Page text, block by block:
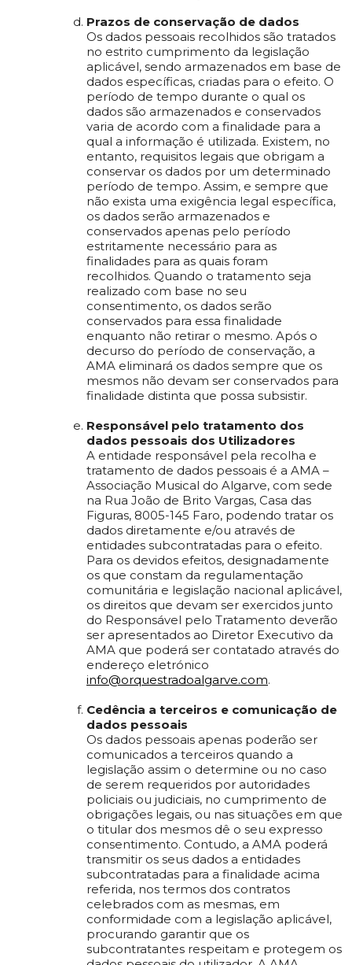
Prazos de conservação de dados
Os dados pessoais recolhidos são tratados
no estrito cumprimento da legislação
aplicável, sendo armazenados em base de
dados específicas, criadas para o efeito. O
período de tempo durante o qual os
dados são armazenados e conservados
varia de acordo com a finalidade para a
qual a informação é utilizada. Existem, no
entanto, requisitos legais que obrigam a
conservar os dados por um determinado
período de tempo. Assim, e sempre que
não exista uma exigência legal específica,
os dados serão armazenados e
conservados apenas pelo período
estritamente necessário para as
finalidades para as quais foram
recolhidos. Quando o tratamento seja
realizado com base no seu
consentimento, os dados serão
conservados para essa finalidade
enquanto não retirar o mesmo. Após o
decurso do período de conservação, a
AMA eliminará os dados sempre que os
mesmos não devam ser conservados para
finalidade distinta que possa subsistir.
Responsável pelo tratamento dos
dados pessoais dos Utilizadores
A entidade responsável pela recolha e
tratamento de dados pessoais é a AMA –
Associação Musical do Algarve, com sede
na Rua João de Brito Vargas, Casa das
Figuras, 8005-145 Faro, podendo tratar os
dados diretamente e/ou através de
entidades subcontratadas para o efeito.
Para os devidos efeitos, designadamente
os que constam da regulamentação
comunitária e legislação nacional aplicável,
os direitos que devam ser exercidos junto
do Responsável pelo Tratamento deverão
ser apresentados ao Diretor Executivo da
AMA que poderá ser contatado através do
endereço eletrónico
info@orquestradoalgarve.com.
Cedência a terceiros e comunicação de
dados pessoais
Os dados pessoais apenas poderão ser
comunicados a terceiros quando a
legislação assim o determine ou no caso
de serem requeridos por autoridades
policiais ou judiciais, no cumprimento de
obrigações legais, ou nas situações em que
o titular dos mesmos dê o seu expresso
consentimento. Contudo, a AMA poderá
transmitir os seus dados a entidades
subcontratadas para a finalidade acima
referida, nos termos dos contratos
celebrados com as mesmas, em
conformidade com a legislação aplicável,
procurando garantir que os
subcontratantes respeitam e protegem os